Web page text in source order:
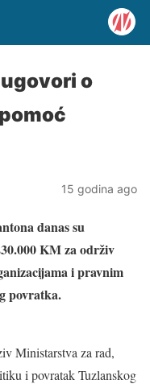
o
15 godina ago
danas su
KM za održiv
i pravnim
povratka.
Ministarstva za rad,
i povratak Tuzlanskog